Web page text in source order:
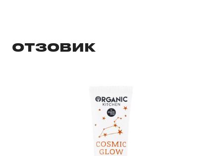
ОТЗОВИК